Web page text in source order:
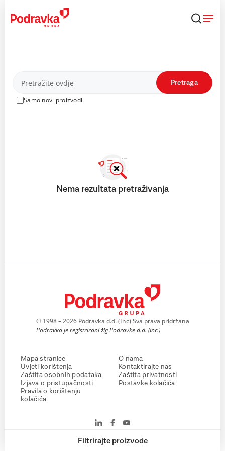
content
Proizvodi
Samo novi proizvodi
Pretraga
Filtrirajte proizvode
Nema rezultata pretraživanja
© 1998 – 2026 Podravka d.d. (Inc) Sva prava pridržana
Podravka je registrirani žig Podravke d.d. (Inc.)
Mapa stranice
Uvjeti korištenja
Zaštita osobnih podataka
Izjava o pristupačnosti
Pravila o korištenju
kolačića
O nama
Kontaktirajte nas
Zaštita privatnosti
Postavke kolačića